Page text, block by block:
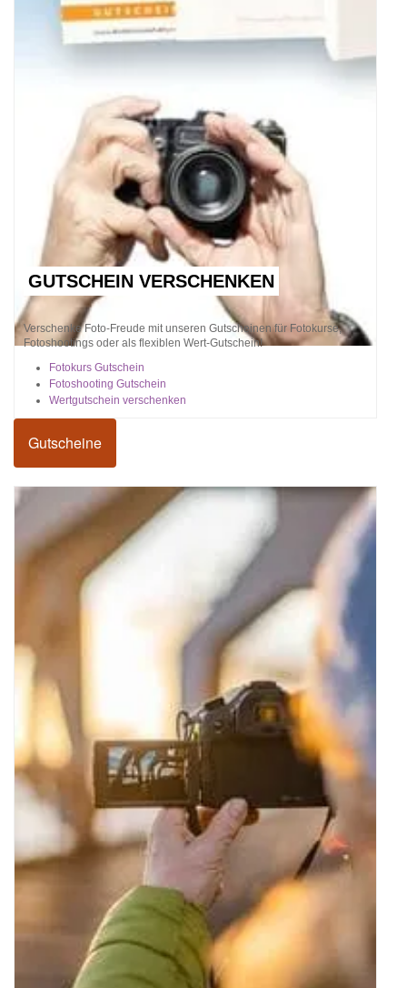
GUTSCHEIN VERSCHENKEN
Verschenke Foto-Freude mit unseren Gutscheinen für Fotokurse,
Fotoshootings oder als flexiblen Wert-Gutschein!
Fotokurs Gutschein
Fotoshooting Gutschein
Wertgutschein verschenken
Gutscheine